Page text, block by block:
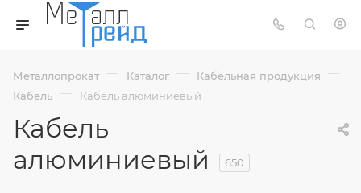
Металлопрокат — Каталог — Кабельная продукция —
Кабель — Кабель алюминиевый
Кабель
алюминиевый
650